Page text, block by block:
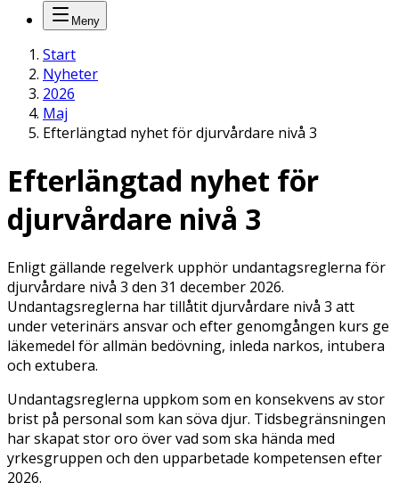
Meny
Start
Nyheter
2026
Maj
Efterlängtad nyhet för djurvårdare nivå 3
Efterlängtad nyhet för
djurvårdare nivå 3
Enligt gällande regelverk upphör undantagsreglerna för
djurvårdare nivå 3 den 31 december 2026.
Undantagsreglerna har tillåtit djurvårdare nivå 3 att
under veterinärs ansvar och efter genomgången kurs ge
läkemedel för allmän bedövning, inleda narkos, intubera
och extubera.
Undantagsreglerna uppkom som en konsekvens av stor
brist på personal som kan söva djur. Tidsbegränsningen
har skapat stor oro över vad som ska hända med
yrkesgruppen och den upparbetade kompetensen efter
2026.